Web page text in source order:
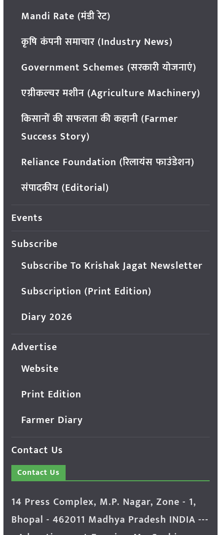
Mandi Rate (मंडी रेट)
कृषि कंपनी समाचार (Industry News)
Government Schemes (सरकारी योजनाएं)
एग्रीकल्चर मशीन (Agriculture Machinery)
किसानों की सफलता की कहानी (Farmer
Success Story)
Reliance Foundation (रिलायंस फाउंडेशन)
संपादकीय (Editorial)
Events
Subscribe
Subscribe To Krishak Jagat Newsletter
Subscription (Print Edition)
Diary 2026
Advertise
Website
Print Edition
Farmer Diary
Contact Us
Contact Us
14 Press Complex, M.P. Nagar, Zone - 1,
Bhopal - 462011 Madhya Pradesh INDIA ---